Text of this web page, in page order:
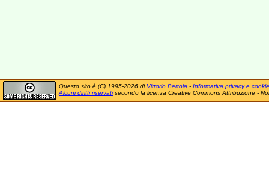
Questo sito è (C) 1995-2026 di Vittorio Bertola - Informativa privacy e cookie
Alcuni diritti riservatisecondo la licenza Creative Commons Attribuzione -